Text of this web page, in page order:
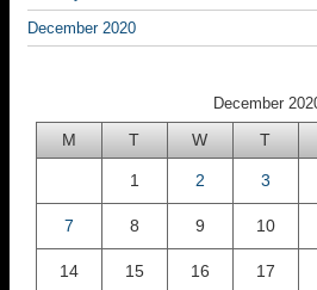
December 2020
December
M T W T
1 2 3
7 8 9 10
14 15 16 17